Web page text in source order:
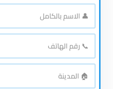
👤
الاسم
بالكامل*
📞
رقم
الهاتف*
🏠
المدينة*